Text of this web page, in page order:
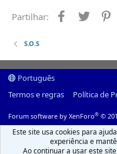
Partilhar: Facebook
Twitter
S.O.S
Português
Termos e regras
Política de
Forum software by XenForo® ©
Este site usa cookies para
experiência e
Ao continuar a usar este